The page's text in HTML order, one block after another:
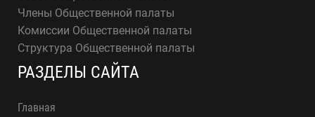
Члены Общественной палаты
Комиссии Общественной палаты
Структура Общественной палаты
РАЗДЕЛЫ САЙТА
Главная